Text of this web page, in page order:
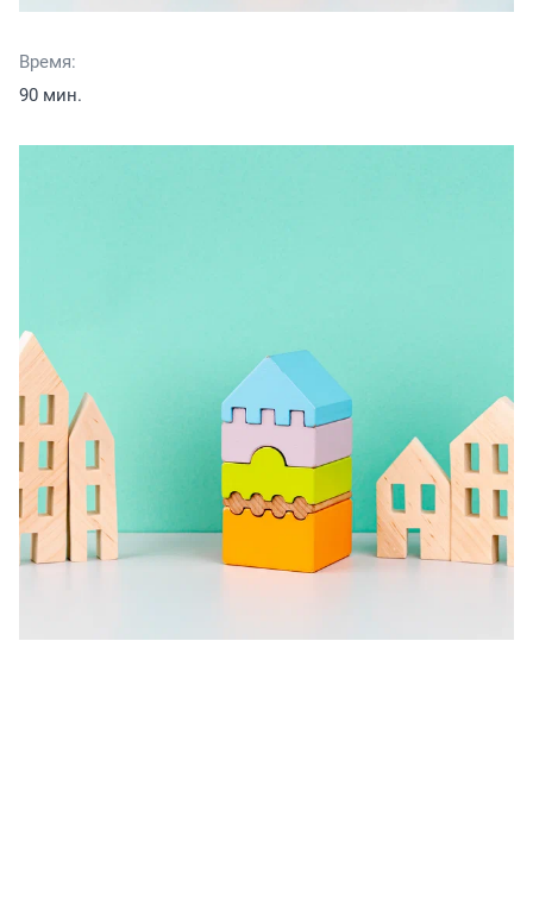
Время:
90 мин.